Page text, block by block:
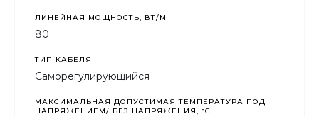
ЛИНЕЙНАЯ МОЩНОСТЬ, ВТ/М
80
ТИП КАБЕЛЯ
Саморегулирующийся
МАКСИМАЛЬНАЯ ДОПУСТИМАЯ ТЕМПЕРАТУРА ПОД
НАПРЯЖЕНИЕМ/ БЕЗ НАПРЯЖЕНИЯ, °C